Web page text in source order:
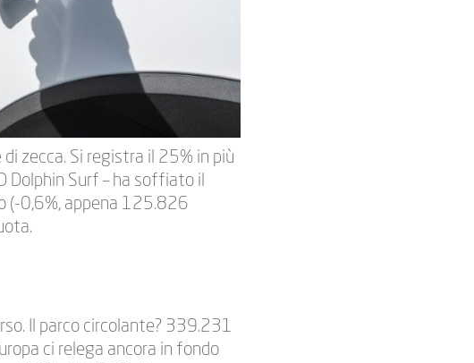
zecca. Si registra il 25% in più
Dolphin Surf – ha soffiato il
(-0,6%, appena 125.826
Il parco circolante? 339.231
ci relega ancora in fondo